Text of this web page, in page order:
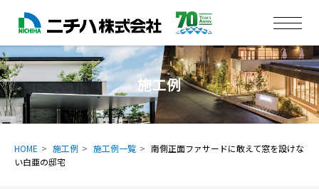
施工例
HOME 施工例 施工例一覧
南側正面ファサードに敢えて窓を設けな
い白亜の邸宅